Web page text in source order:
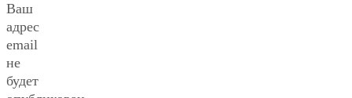
Ваш
адрес
email
не
будет